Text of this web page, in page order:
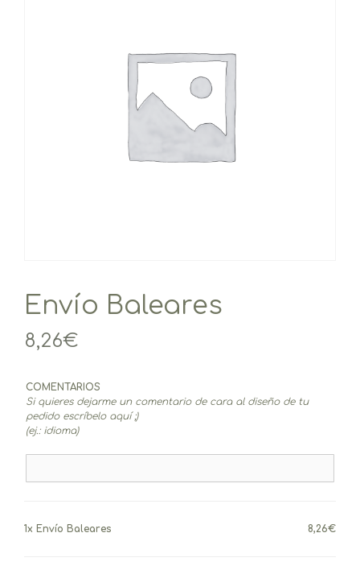
Envío Baleares
8,26€
COMENTARIOS
Si quieres dejarme un comentario de cara al diseño de tu
pedido escríbelo aquí ;)
(ej.: idioma)
1x Envío Baleares 8,26€